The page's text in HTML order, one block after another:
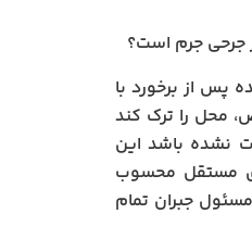
جرحی جرم است؟
پس از برخورد با
محل را ترک کند
نشده باشد این
مستقل محسوب
جبران تمام